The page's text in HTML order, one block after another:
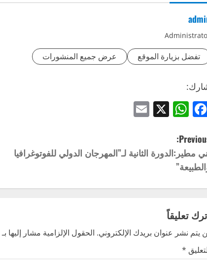
تفضل بزيارة الموقع عرض جميع المنشورات
Facebook
WhatsApp
X
مطير:الدورة الثانية لـ”المهرجان الدولي للفوتوغرافيا
تعليقاً
يتم نشر عنوان بريدك الإلكتروني. الحقول الإلزامية مشار إليها بـ
*